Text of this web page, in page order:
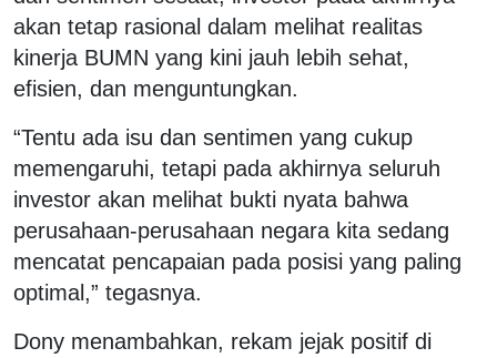
akan tetap rasional dalam melihat realitas
kinerja BUMN yang kini jauh lebih sehat,
efisien, dan menguntungkan.
“Tentu ada isu dan sentimen yang cukup
memengaruhi, tetapi pada akhirnya seluruh
investor akan melihat bukti nyata bahwa
perusahaan-perusahaan negara kita sedang
mencatat pencapaian pada posisi yang paling
optimal,” tegasnya.
Dony menambahkan, rekam jejak positif di